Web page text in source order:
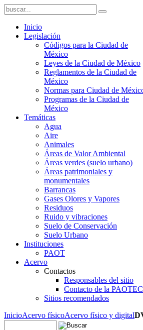
Inicio
Legislación
Códigos para la Ciudad de
México
Leyes de la Ciudad de México
Reglamentos de la Ciudad de
México
Normas para Ciudad de
Programas de la Ciudad de
México
Temáticas
Agua
Aire
Animales
Áreas de Valor Ambiental
Áreas verdes (suelo urbano)
Áreas patrimoniales y
monumentales
Barrancas
Gases Olores y Vapores
Residuos
Ruido y vibraciones
Suelo de Conservación
Suelo Urbano
Instituciones
PAOT
Acervo
Contactos
Responsables del sitio
Contacto de la
Sitios recomendados
InicioAcervo físicoAcervo físico y digital